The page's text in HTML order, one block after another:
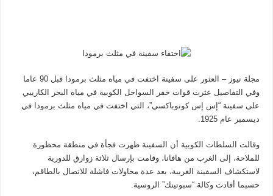
مجلة نيوز – العثور على سفينة اختفت في مياه مثلث برمودا قبل 90 عاما
وفي التفاصيل عثرت قوات خفر السواحل الكوبية في مياه البحر الكاريبي
على سفينة “إس إس كوتوباكسي”، التي اختفت في مياه مثلث برمودا في
ديسمبر عام 1925.
وقالت السلطات الكوبية أن السفينة ظهرت فجأة في منطقة محظورة
للملاحة، إلى الغرب من هافانا، وقامت بإرسال ثلاثة زوارق للدورية
لاستكشاف السفينة الغريبة، بعد عدة محاولات فاشلة للاتصال بالطاقم،
حسبما أفادت وكالة “سبوتينك” الروسية.